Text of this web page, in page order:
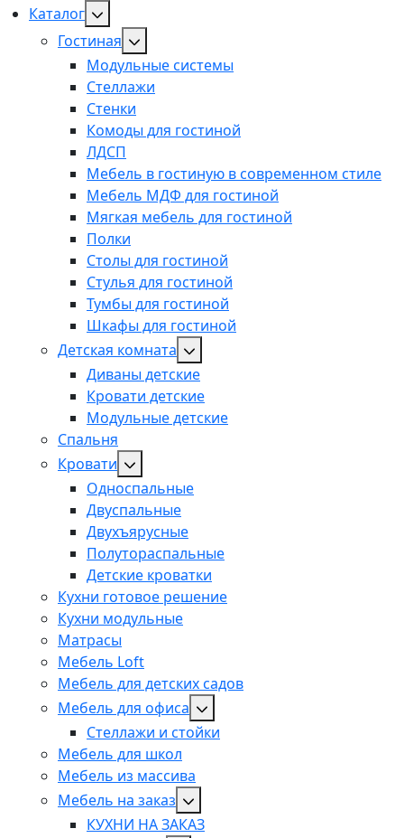
Каталог
Гостиная
Модульные системы
Стеллажи
Стенки
Комоды для гостиной
ЛДСП
Мебель в гостиную в современном стиле
Мебель МДФ для гостиной
Мягкая мебель для гостиной
Полки
Столы для гостиной
Стулья для гостиной
Тумбы для гостиной
Шкафы для гостиной
Детская комната
Диваны детские
Кровати детские
Модульные детские
Спальня
Кровати
Односпальные
Двуспальные
Двухъярусные
Полутораспальные
Детские кроватки
Кухни готовое решение
Кухни модульные
Матрасы
Мебель Loft
Мебель для детских садов
Мебель для офиса
Стеллажи и стойки
Мебель для школ
Мебель из массива
Мебель на заказ
КУХНИ НА ЗАКАЗ